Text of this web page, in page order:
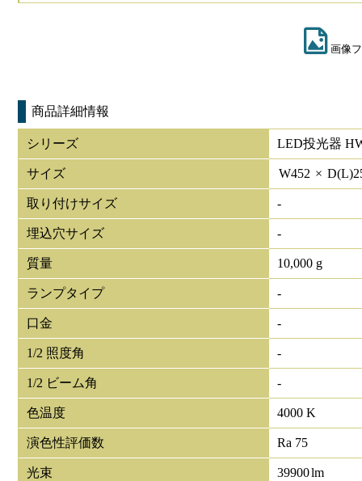
画像
商品詳細情報
シリーズ LED投光器
サイズ W452 × D(L)
取り付けサイズ -
埋込穴サイズ -
質量 10,000 g
ランプタイプ -
口金 -
1/2 照度角 -
1/2 ビーム角 -
色温度 4000 K
演色性評価数 Ra 75
光束 39900lm